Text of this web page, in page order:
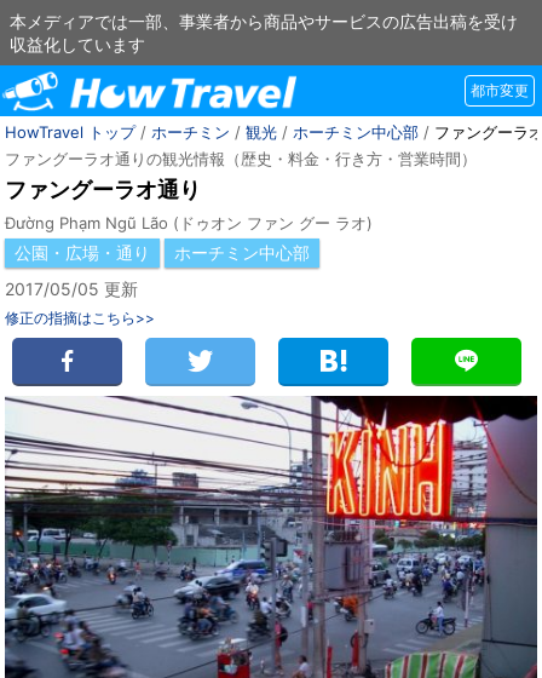
本メディアでは一部、事業者から商品やサービスの広告出稿を受け
収益化しています
都市変更
HowTravel トップ/ ホーチミン / 観光 / ホーチミン中心部 / ファングーラ
ファングーラオ通りの観光情報（歴史・料金・行き方・営業時間）
ファングーラオ通り
Đường Phạm Ngũ Lão (ドゥオン ファン グー ラオ)
公園・広場・通り
ホーチミン中心部
2017/05/05 更新
修正の指摘はこちら>>